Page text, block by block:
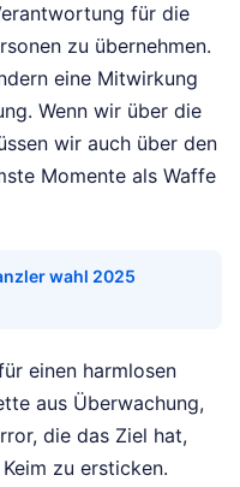
für die
zu übernehmen.
eine Mitwirkung
Wenn wir über die
wir auch über den
Momente als Waffe
wahl 2025
einen harmlosen
aus Überwachung,
die das Ziel hat,
zu ersticken.